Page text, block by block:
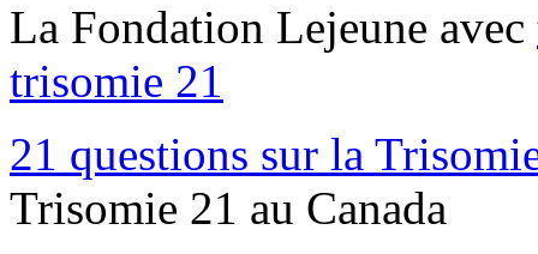
La Fondation Lejeune avec
trisomie 21
21 questions sur la
Trisomie 21 au Canada